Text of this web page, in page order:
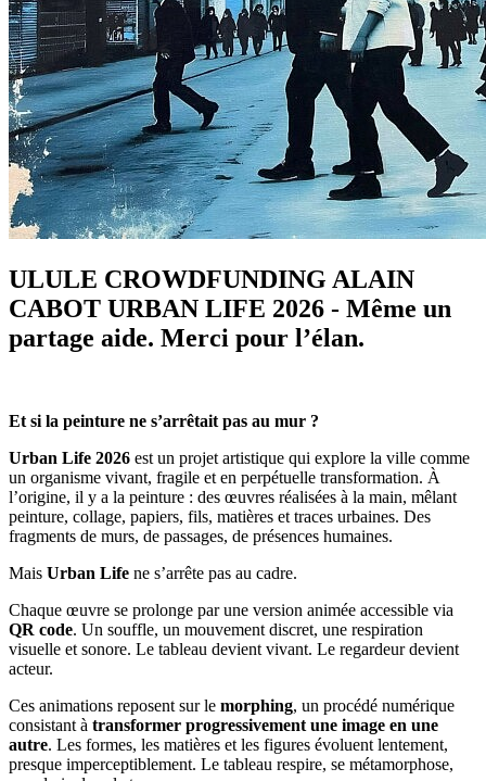
ULULE CROWDFUNDING ALAIN
CABOT URBAN LIFE 2026 - Même un
partage aide. Merci pour l’élan.
Et si la peinture ne s’arrêtait pas au mur ?
Urban Life 2026 est un projet artistique qui explore la ville comme
un organisme vivant, fragile et en perpétuelle transformation. À
l’origine, il y a la peinture : des œuvres réalisées à la main, mêlant
peinture, collage, papiers, fils, matières et traces urbaines. Des
fragments de murs, de passages, de présences humaines.
Mais Urban Life ne s’arrête pas au cadre.
Chaque œuvre se prolonge par une version animée accessible via
QR code. Un souffle, un mouvement discret, une respiration
visuelle et sonore. Le tableau devient vivant. Le regardeur devient
acteur.
Ces animations reposent sur le morphing, un procédé numérique
consistant à transformer progressivement une image en une
autre. Les formes, les matières et les figures évoluent lentement,
presque imperceptiblement. Le tableau respire, se métamorphose,